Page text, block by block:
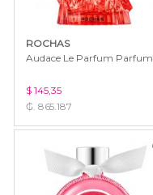
ROCHAS
Audace Le Parfum Parfum
$ 145,35
₲. 865.187